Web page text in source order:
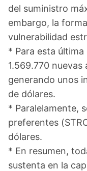
del suministro
embargo, la
vulnerabilidad
* Para esta
1.569.770
generando unos
de dólares.
* Paralelamente,
preferentes
dólares.
* En resumen,
sustenta en la